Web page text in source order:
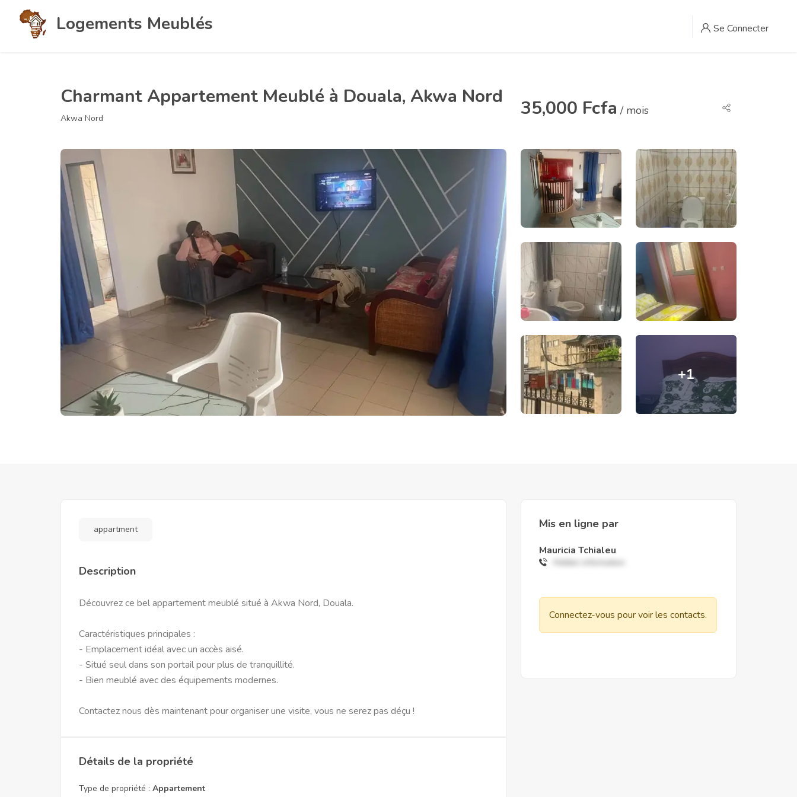
Logements Meublés Se Connecter
Charmant Appartement Meublé à Douala, Akwa Nord
Akwa Nord 35,000 Fcfa / mois
+1
appartment
Description
Découvrez ce bel appartement meublé situé à Akwa Nord, Douala.
Caractéristiques principales :
- Emplacement idéal avec un accès aisé.
- Situé seul dans son portail pour plus de tranquillité.
- Bien meublé avec des équipements modernes.
Contactez nous dès maintenant pour organiser une visite, vous ne serez pas déçu !
Détails de la propriété
Type de propriété : Appartement
Mis en ligne par
Mauricia Tchialeu
Hidden information
Connectez-vous pour voir les contacts.